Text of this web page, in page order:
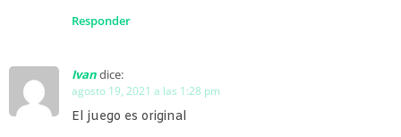
Responder
Ivandice:
agosto 19, 2021 a las 1:28 pm
El juego es original